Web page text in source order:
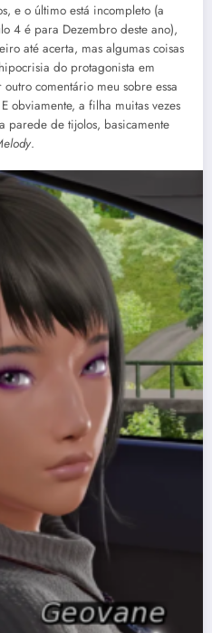
e o último está incompleto (a
4 é para Dezembro deste ano),
até acerta, mas algumas coisas
do protagonista em
comentário meu sobre essa
obviamente, a filha muitas vezes
parede de tijolos, basicamente
.